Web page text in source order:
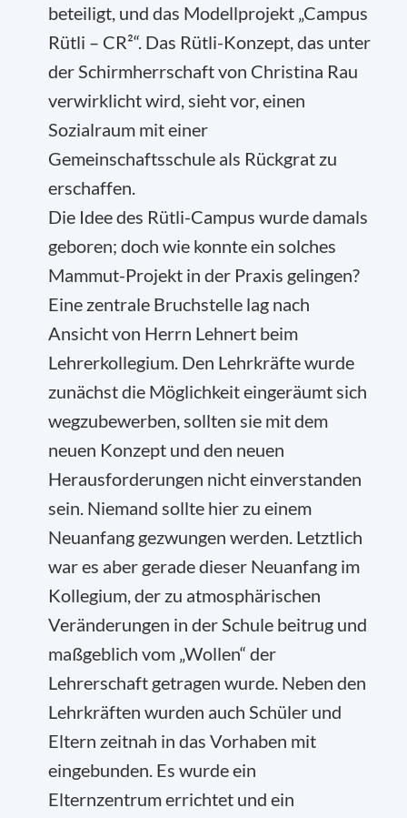
beteiligt, und das Modellprojekt „Campus
Rütli – CR²“. Das Rütli-Konzept, das unter
der Schirmherrschaft von Christina Rau
verwirklicht wird, sieht vor, einen
Sozialraum mit einer
Gemeinschaftsschule als Rückgrat zu
erschaffen.
Die Idee des Rütli-Campus wurde damals
geboren; doch wie konnte ein solches
Mammut-Projekt in der Praxis gelingen?
Eine zentrale Bruchstelle lag nach
Ansicht von Herrn Lehnert beim
Lehrerkollegium. Den Lehrkräfte wurde
zunächst die Möglichkeit eingeräumt sich
wegzubewerben, sollten sie mit dem
neuen Konzept und den neuen
Herausforderungen nicht einverstanden
sein. Niemand sollte hier zu einem
Neuanfang gezwungen werden. Letztlich
war es aber gerade dieser Neuanfang im
Kollegium, der zu atmosphärischen
Veränderungen in der Schule beitrug und
maßgeblich vom „Wollen“ der
Lehrerschaft getragen wurde. Neben den
Lehrkräften wurden auch Schüler und
Eltern zeitnah in das Vorhaben mit
eingebunden. Es wurde ein
Elternzentrum errichtet und ein